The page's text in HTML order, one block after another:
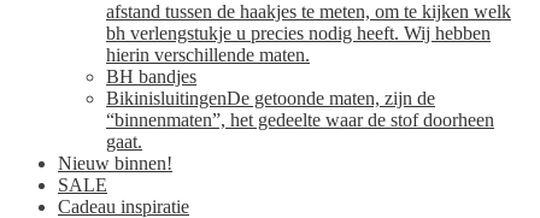
afstand tussen de haakjes te meten, om te kijken welk
bh verlengstukje u precies nodig heeft. Wij hebben
hierin verschillende maten.
BH bandjes
BikinisluitingenDe getoonde maten, zijn de
“binnenmaten”, het gedeelte waar de stof doorheen
gaat.
Nieuw binnen!
SALE
Cadeau inspiratie